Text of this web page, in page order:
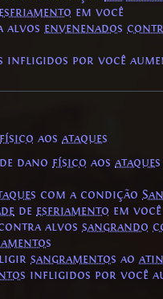
esfriamento em você
alvos envenenados
infligidos por você
físico aos ataques
de dano físico aos ataques
com a condição
de esfriamento em você
alvos sangrando
sangramentos ao
infligidos por você